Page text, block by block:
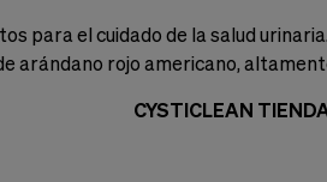
para el cuidado de la salud
arándano rojo americano,
CYSTICLEAN